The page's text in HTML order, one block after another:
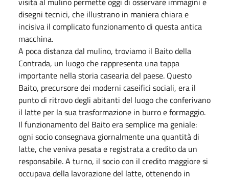
disegni tecnici, che illustrano in maniera chiara e
incisiva il complicato funzionamento di questa antica
macchina.
A poca distanza dal mulino, troviamo il Baito della
Contrada, un luogo che rappresenta una tappa
importante nella storia casearia del paese. Questo
Baito, precursore dei moderni caseifici sociali, era il
punto di ritrovo degli abitanti del luogo che conferivano
il latte per la sua trasformazione in burro e formaggio.
Il funzionamento del Baito era semplice ma geniale:
ogni socio consegnava giornalmente una quantità di
latte, che veniva pesata e registrata a credito da un
responsabile. A turno, il socio con il credito maggiore si
occupava della lavorazione del latte, ottenendo in